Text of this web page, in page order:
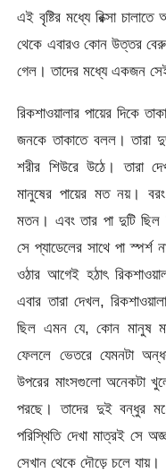
এই বৃষ্টির মধ্যে রিক্সা
থেকে এবারও কোন উত্তর
গেল। তাদের মধ্যে একজন
রিকশাওয়ালার পায়ের দিকে
জনকে তাকাতে বলল। তারা
শরীর শিউরে উঠে। তারা
মানুষের পায়ের মত নয়।
মতন। এবং তার পা দুটি ছিল
সে প্যাডেলের সাথে পা স্পর্শ
ওঠার আগেই হঠাৎ
এবার তারা দেখল,
ছিল এমন যে, কোন মানুষ
ফেললে ভেতরে যেমনটা
উপরের মাংসগুলো অনেকটা
পরছে। তাদের দুই বন্ধুর
পরিস্থিতি দেখা মাত্রই সে
সেখান থেকে দৌড়ে চলে যায়।